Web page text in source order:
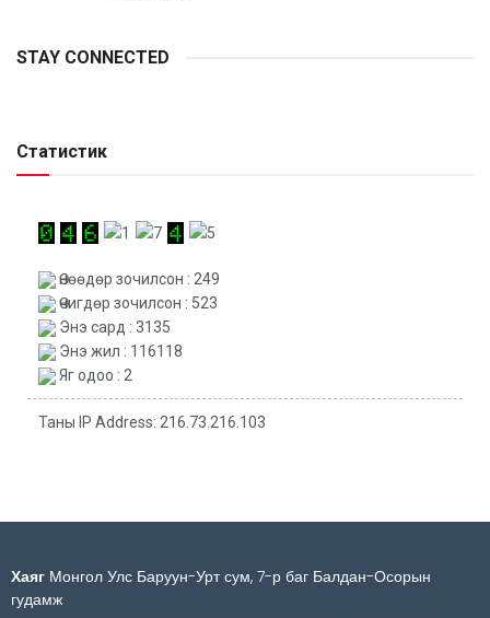
STAY CONNECTED
Статистик
Өнөөдөр зочилсон : 249
Өчигдөр зочилсон : 523
Энэ сард : 3135
Энэ жил : 116118
Яг одоо : 2
Таны IP Address: 216.73.216.103
Хаяг Монгол Улс Баруун-Урт сум, 7-р баг Балдан-Осорын
гудамж